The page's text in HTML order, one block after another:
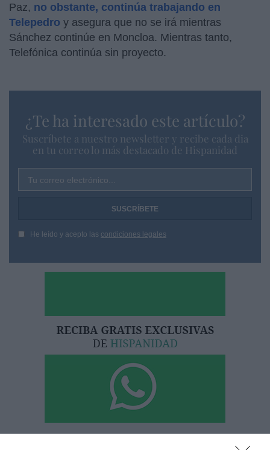
Paz, no obstante, continúa trabajando en
Telepedro y asegura que no se irá mientras
Sánchez continúe en Moncloa. Mientras tanto,
Telefónica continúa sin proyecto.
¿Te ha interesado este artículo?
Suscríbete a nuestro newsletter y recibe cada dia
en tu correo lo más destacado de Hispanidad
Tu correo electrónico...
He leído y acepto las condiciones legales